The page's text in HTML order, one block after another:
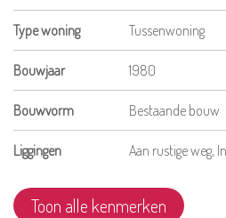
Type woning Tussenwoning
Bouwjaar 1980
Bouwvorm Bestaande bouw
Liggingen Aan rustige weg,
Toon alle kenmerken